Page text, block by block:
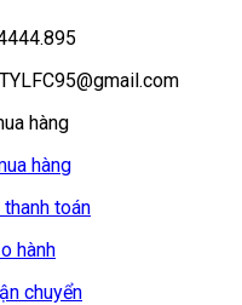
hàng
hàng
thanh toán
hành
chuyển